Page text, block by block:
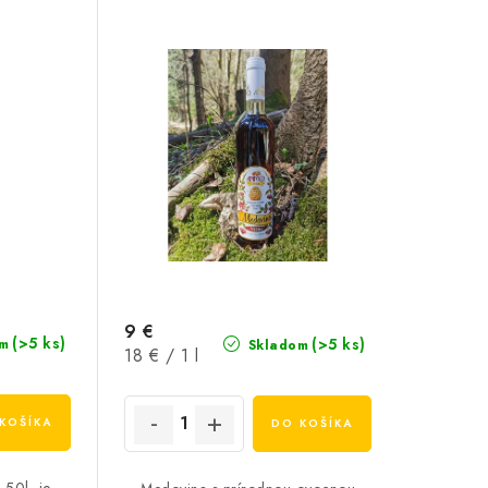
(>5 ks) Skladom (>5 ks)
9 €
Jednotková
18 € / 1 l
DO KOŠÍKA